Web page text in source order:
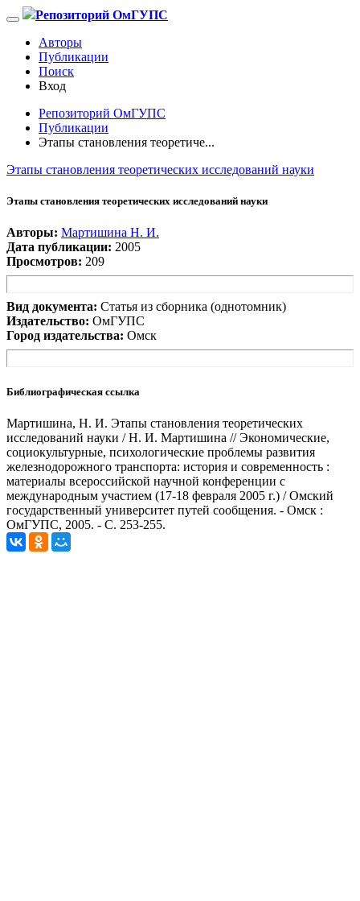
Репозиторий ОмГУПС
Авторы
Публикации
Поиск
Вход
Репозиторий ОмГУПС
Публикации
Этапы становления теоретиче...
Этапы становления теоретических исследований науки
Этапы становления теоретических исследований науки
Авторы: Мартишина Н. И.
Дата публикации: 2005
Просмотров: 209
Вид документа: Статья из сборника (однотомник)
Издательство: ОмГУПС
Город издательства: Омск
Библиографическая ссылка
Мартишина, Н. И. Этапы становления теоретических
исследований науки / Н. И. Мартишина // Экономические,
социокультурные, психологические проблемы развития
железнодорожного транспорта: история и современность :
материалы всероссийской научной конференции с
международным участием (17-18 февраля 2005 г.) / Омский
государственный университет путей сообщения. - Омск :
ОмГУПС, 2005. - С. 253-255.